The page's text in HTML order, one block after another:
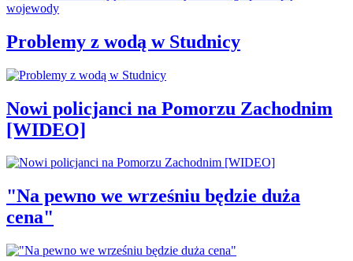
Problemy z wodą w Studnicy
Nowi policjanci na Pomorzu Zachodnim
[WIDEO]
"Na pewno we wrześniu będzie duża
cena"